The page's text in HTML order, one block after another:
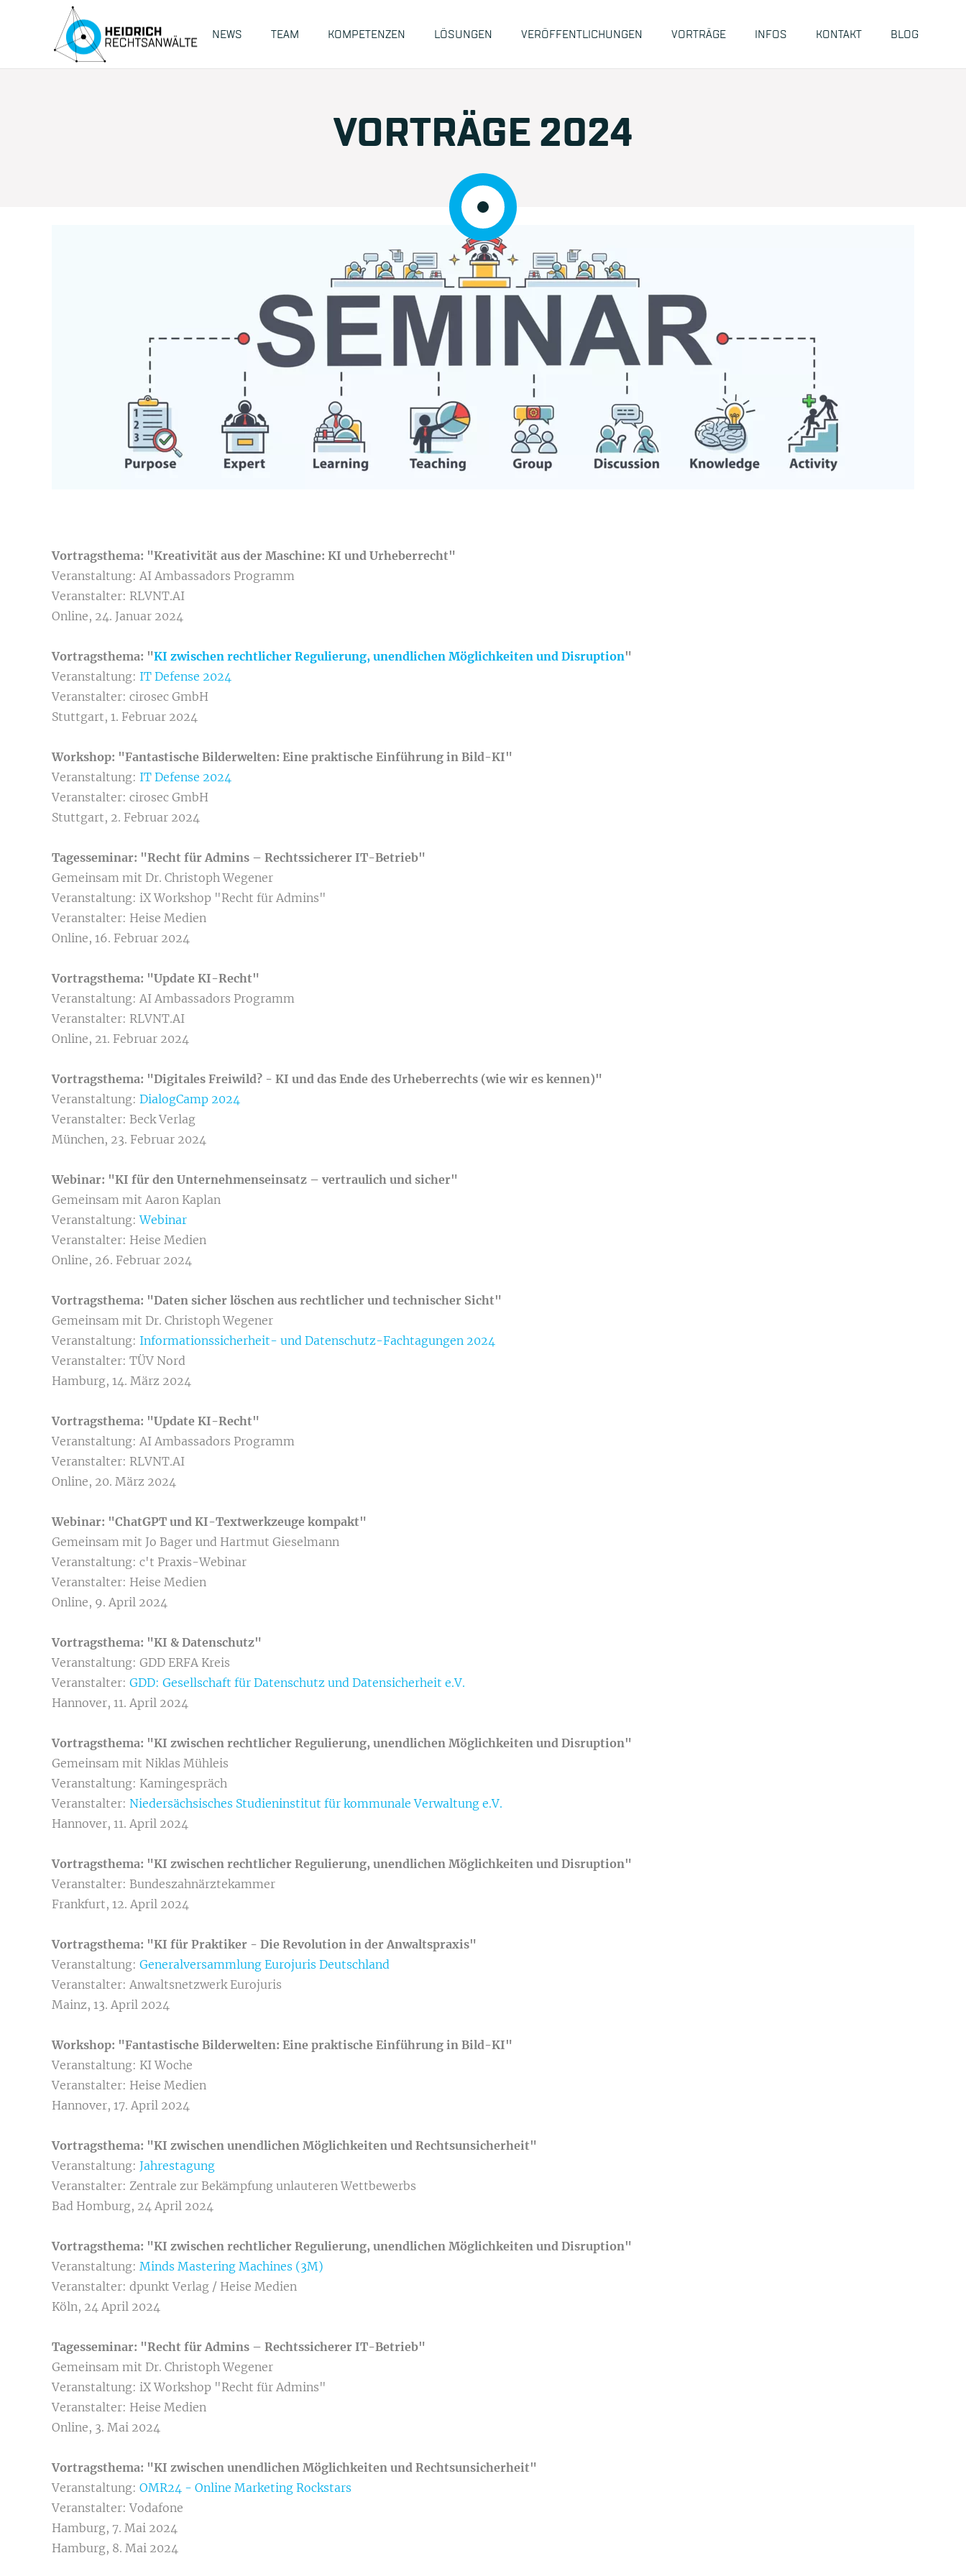
NEWS TEAM KOMPETENZEN LÖSUNGEN VERÖFFENTLICHUNGEN VORTRÄGE INFOS KONTAKT BLOG
VORTRÄGE 2024
Vortragsthema: "Kreativität aus der Maschine: KI und Urheberrecht"
Veranstaltung: AI Ambassadors Programm
Veranstalter: RLVNT.AI
Online, 24. Januar 2024
Vortragsthema: "KI zwischen rechtlicher Regulierung, unendlichen Möglichkeiten und Disruption"
Veranstaltung: IT Defense 2024
Veranstalter: cirosec GmbH
Stuttgart, 1. Februar 2024
Workshop: "Fantastische Bilderwelten: Eine praktische Einführung in Bild-KI"
Veranstaltung: IT Defense 2024
Veranstalter: cirosec GmbH
Stuttgart, 2. Februar 2024
Tagesseminar: "Recht für Admins – Rechtssicherer IT-Betrieb"
Gemeinsam mit Dr. Christoph Wegener
Veranstaltung: iX Workshop "Recht für Admins"
Veranstalter: Heise Medien
Online, 16. Februar 2024
Vortragsthema: "Update KI-Recht"
Veranstaltung: AI Ambassadors Programm
Veranstalter: RLVNT.AI
Online, 21. Februar 2024
Vortragsthema: "Digitales Freiwild? - KI und das Ende des Urheberrechts (wie wir es kennen)"
Veranstaltung: DialogCamp 2024
Veranstalter: Beck Verlag
München, 23. Februar 2024
Webinar: "KI für den Unternehmenseinsatz – vertraulich und sicher"
Gemeinsam mit Aaron Kaplan
Veranstaltung:Webinar
Veranstalter: Heise Medien
Online, 26. Februar 2024
Vortragsthema: "Daten sicher löschen aus rechtlicher und technischer Sicht"
Gemeinsam mit Dr. Christoph Wegener
Veranstaltung: Informationssicherheit- und Datenschutz-Fachtagungen 2024
Veranstalter: TÜV Nord
Hamburg, 14. März 2024
Vortragsthema: "Update KI-Recht"
Veranstaltung: AI Ambassadors Programm
Veranstalter: RLVNT.AI
Online, 20. März 2024
Webinar: "ChatGPT und KI-Textwerkzeuge kompakt"
Gemeinsam mit Jo Bager und Hartmut Gieselmann
Veranstaltung: c't Praxis-Webinar
Veranstalter: Heise Medien
Online, 9. April 2024
Vortragsthema: "KI & Datenschutz"
Veranstaltung: GDD ERFA Kreis
Veranstalter: GDD: Gesellschaft für Datenschutz und Datensicherheit e.V.
Hannover, 11. April 2024
Vortragsthema: "KI zwischen rechtlicher Regulierung, unendlichen Möglichkeiten und Disruption"
Gemeinsam mit Niklas Mühleis
Veranstaltung: Kamingespräch
Veranstalter: Niedersächsisches Studieninstitut für kommunale Verwaltung e.V.
Hannover, 11. April 2024
Vortragsthema: "KI zwischen rechtlicher Regulierung, unendlichen Möglichkeiten und Disruption"
Veranstalter: Bundeszahnärztekammer
Frankfurt, 12. April 2024
Vortragsthema: "KI für Praktiker - Die Revolution in der Anwaltspraxis"
Veranstaltung: Generalversammlung Eurojuris Deutschland
Veranstalter: Anwaltsnetzwerk Eurojuris
Mainz, 13. April 2024
Workshop: "Fantastische Bilderwelten: Eine praktische Einführung in Bild-KI"
Veranstaltung: KI Woche
Veranstalter: Heise Medien
Hannover, 17. April 2024
Vortragsthema: "KI zwischen unendlichen Möglichkeiten und Rechtsunsicherheit"
Veranstaltung: Jahrestagung
Veranstalter: Zentrale zur Bekämpfung unlauteren Wettbewerbs
Bad Homburg, 24 April 2024
Vortragsthema: "KI zwischen rechtlicher Regulierung, unendlichen Möglichkeiten und Disruption"
Veranstaltung: Minds Mastering Machines (3M)
Veranstalter: dpunkt Verlag / Heise Medien
Köln, 24 April 2024
Tagesseminar: "Recht für Admins – Rechtssicherer IT-Betrieb"
Gemeinsam mit Dr. Christoph Wegener
Veranstaltung: iX Workshop "Recht für Admins"
Veranstalter: Heise Medien
Online, 3. Mai 2024
Vortragsthema: "KI zwischen unendlichen Möglichkeiten und Rechtsunsicherheit"
Veranstaltung: OMR24 - Online Marketing Rockstars
Veranstalter: Vodafone
Hamburg, 7. Mai 2024
Hamburg, 8. Mai 2024